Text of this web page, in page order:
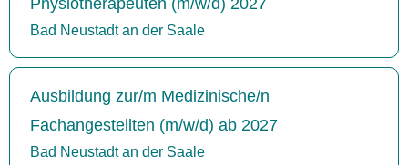
Bad Neustadt an der Saale
Ausbildung zur/m Medizinische/n
Fachangestellten (m/w/d) ab 2027
Bad Neustadt an der Saale